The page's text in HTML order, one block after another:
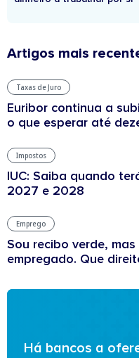
Artigos mais
Taxas de Juro
Euribor continua a
o que esperar até
Impostos
IUC: Saiba quando
2027 e 2028
Emprego
Sou recibo verde,
empregado. Que
Há bancos a